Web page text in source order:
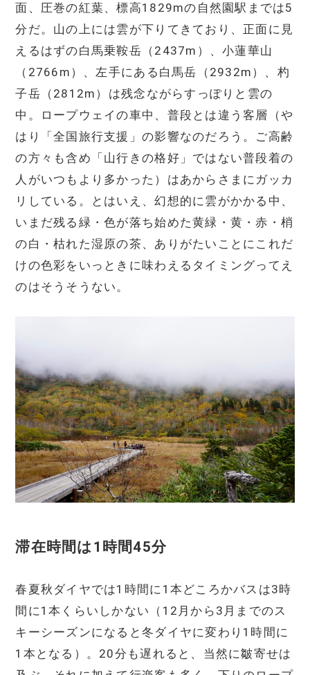
面、圧巻の紅葉、標高1829mの自然園駅までは5
分だ。山の上には雲が下りてきており、正面に見
えるはずの白馬乗鞍岳（2437m）、小蓮華山
（2766m）、左手にある白馬岳（2932m）、杓
子岳（2812m）は残念ながらすっぽりと雲の
中。ロープウェイの車中、普段とは違う客層（や
はり「全国旅行支援」の影響なのだろう。ご高齢
の方々も含め「山行きの格好」ではない普段着の
人がいつもより多かった）はあからさまにガッカ
リしている。とはいえ、幻想的に雲がかかる中、
いまだ残る緑・色が落ち始めた黄緑・黄・赤・梢
の白・枯れた湿原の茶、ありがたいことにこれだ
けの色彩をいっときに味わえるタイミングってえ
のはそうそうない。
滞在時間は1時間45分
春夏秋ダイヤでは1時間に1本どころかバスは3時
間に1本くらいしかない（12月から3月までのス
キーシーズンになると冬ダイヤに変わり1時間に
1本となる）。20分も遅れると、当然に皺寄せは